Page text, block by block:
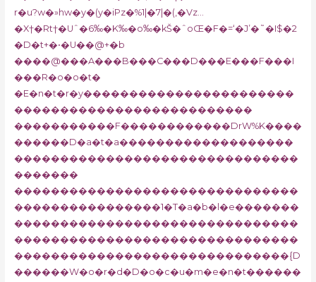
r�u?w�»hw�y�(y�iPz�%1|�7|�(‚�Vz…
�X†�Rt†�Uˆ�6‰�K‰�o‰�kŠ�ˆoŒ�F�=‘�J’�˜�I$�2
�D�t+�•�U��@+�b
����@���A���B���C���D���E���F���I
���R�o�o�t�
�E�n�t�r�y�����������������������
��������������������������
�����������F������������DrW%K����
������D�a�t�a�������������������
�������������������������������
�������
�������������������������������
����������������1�T�a�b�l�e�������
�������������������������������
�������������������������������
������������������������������{D
������W�o�r�d�D�o�c�u�m�e�n�t������